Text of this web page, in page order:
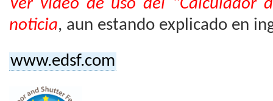
Ver vídeo de uso del "Calculador
noticia, aun estando explicado en
www.edsf.com